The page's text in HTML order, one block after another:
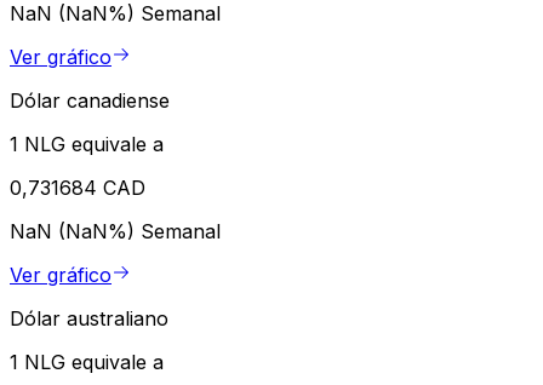
NaN (NaN%) Semanal
Ver gráfico
Dólar canadiense
1 NLG equivale a
0,731684 CAD
NaN (NaN%) Semanal
Ver gráfico
Dólar australiano
1 NLG equivale a